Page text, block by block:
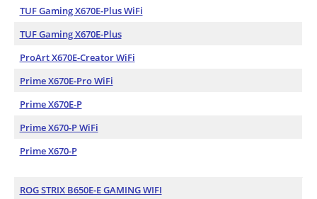
TUF Gaming X670E-Plus WiFi
TUF Gaming X670E-Plus
ProArt X670E-Creator WiFi
Prime X670E-Pro WiFi
Prime X670E-P
Prime X670-P WiFi
Prime X670-P
ROG STRIX B650E-E GAMING WIFI